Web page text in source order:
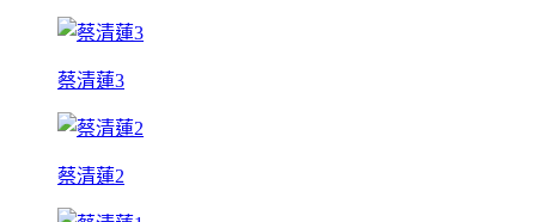
蔡清蓮3
蔡清蓮2